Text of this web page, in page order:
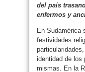
del país
enfermos y
En Sudamérica
festividades
identidad de los
mismas. En la